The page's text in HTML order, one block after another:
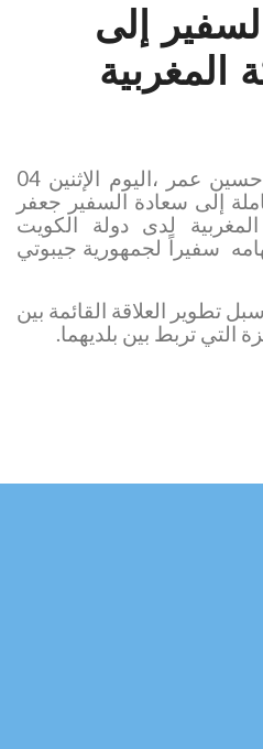
إلى
المغربية
قام سعادة السفير عبدالقادر حسين عمر ،اليوم الإثنين 04
ومجاملة إلى سعادة السفير جعفر
لدى دولة الكويت
سفيراً لجمهورية جيبوتي
تطوير العلاقة القائمة بين
التي تربط بين بلديهما.